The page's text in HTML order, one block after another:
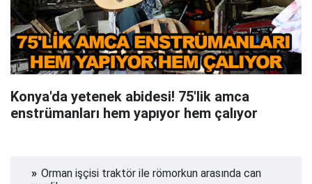
Konya'da yetenek abidesi! 75'lik amca
enstrümanları hem yapıyor hem çalıyor
Orman işçisi traktör ile römorkun arasında can